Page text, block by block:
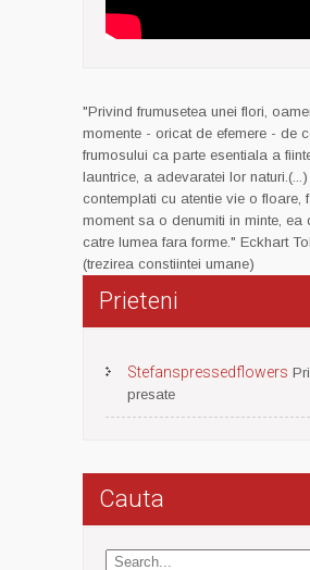
"Privind frumusetea unei flori,
momente - oricat de efemere - de
frumosului ca parte esentiala a
launtrice, a adevaratei lor
contemplati cu atentie vie o floare,
moment sa o denumiti in minte, ea
catre lumea fara forme." Eckhart
(trezirea constiintei umane)
Prieteni
Stefanspressedflowers
presate
Cauta